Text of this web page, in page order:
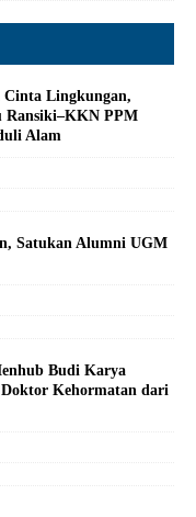
Cinta Lingkungan,
Ransiki–KKN PPM
Alam
Satukan Alumni UGM
Budi Karya
Kehormatan dari